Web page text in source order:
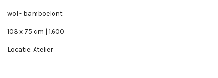
wol - bamboelont
103 x 75 cm | 1.600
Locatie: Atelier